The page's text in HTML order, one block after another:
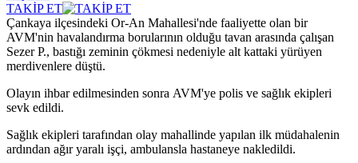
TAKİP ET
Çankaya ilçesindeki Or-An Mahallesi'nde faaliyette olan bir
AVM'nin havalandırma borularının olduğu tavan arasında çalışan
Sezer P., bastığı zeminin çökmesi nedeniyle alt kattaki yürüyen
merdivenlere düştü.
Olayın ihbar edilmesinden sonra AVM'ye polis ve sağlık ekipleri
sevk edildi.
Sağlık ekipleri tarafından olay mahallinde yapılan ilk müdahalenin
ardından ağır yaralı işçi, ambulansla hastaneye nakledildi.